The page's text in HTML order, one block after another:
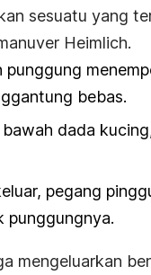
sesuatu yang
Heimlich.
bebas.
dada
pegang
punggungnya.
mengeluarkan